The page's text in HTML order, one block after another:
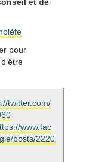
pour
twitter.com/
www.fac
posts/2220